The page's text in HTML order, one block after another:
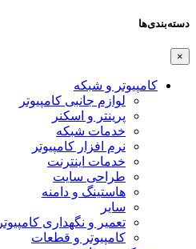
دسته‌بندی‌ها
×
کامپیوتر و شبکه
لوازم جانبی کامپیوتر
پرینتر و اسکنر
خدمات شبکه
نرم افزار کامپیوتر
خدمات اینترنت
طراحی سایت
هاستینگ و دامنه
سایر
تعمیر و نگهداری کامپیوتر
کامپیوتر و قطعات